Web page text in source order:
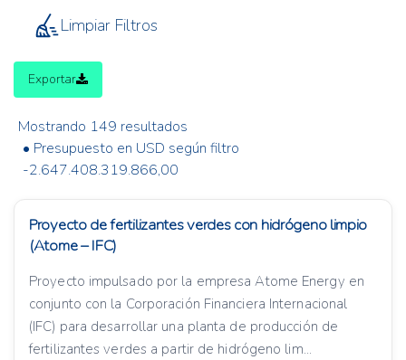
Limpiar Filtros
Exportar
Mostrando 149 resultados
• Presupuesto en USD según filtro
-2.647.408.319.866,00
Proyecto de fertilizantes verdes con hidrógeno limpio
(Atome – IFC)
Proyecto impulsado por la empresa Atome Energy en
conjunto con la Corporación Financiera Internacional
(IFC) para desarrollar una planta de producción de
fertilizantes verdes a partir de hidrógeno lim...